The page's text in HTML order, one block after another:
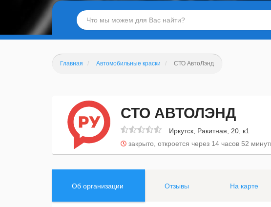
Главная Автомобильные краски СТО АвтоЛэнд
СТО АВТОЛЭНД
Иркутск, Ракитная, 20, к1
закрыто, откроется через 14 часов 52
Об организации Отзывы На карте